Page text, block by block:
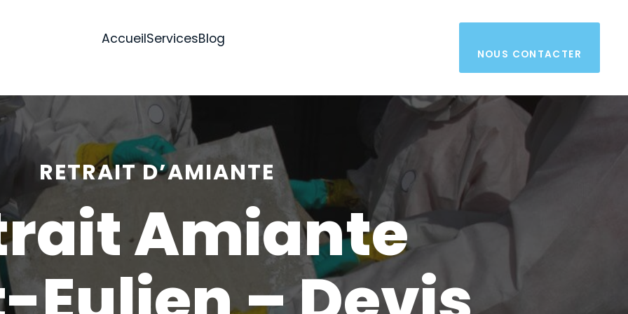
AccueilServicesBlog
NOUS CONTACTER
RETRAIT D’AMIANTE
Amiante